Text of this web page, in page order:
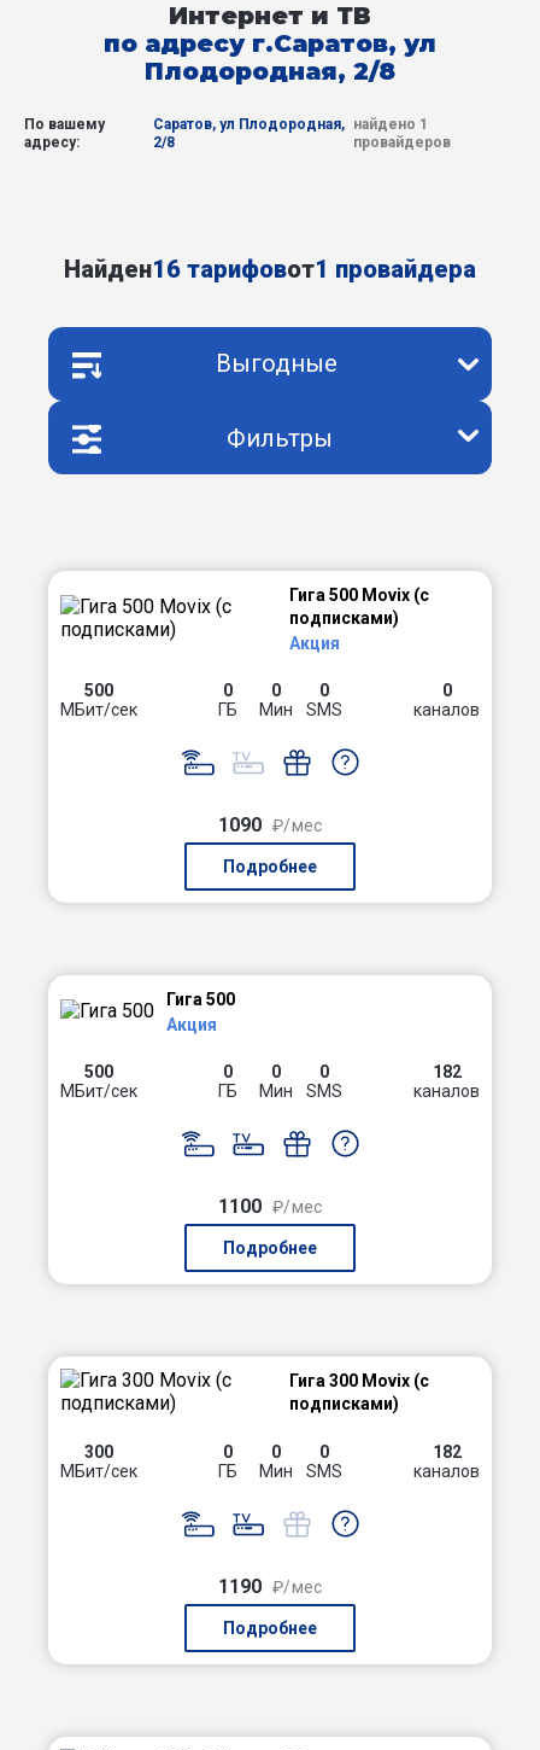
Интернет и ТВ
по адресу г.Саратов, ул
Плодородная, 2/8
По вашему
адресу:
Саратов, ул Плодородная,
2/8
найдено 1
провайдеров
Найден16 тарифовот1 провайдера
Выгодные
Фильтры
Гига 500 Movix (с
подписками)
Акция
500
МБит/сек
0
ГБ
0
Мин
0
SMS
0
каналов
1090 ₽/мес
Подробнее
Гига 500
Акция
500
МБит/сек
0
ГБ
0
Мин
0
SMS
182
каналов
1100 ₽/мес
Подробнее
Гига 300 Movix (с
подписками)
300
МБит/сек
0
ГБ
0
Мин
0
SMS
182
каналов
1190 ₽/мес
Подробнее